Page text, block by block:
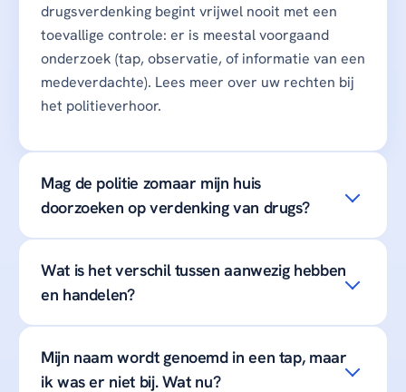
drugsverdenking begint vrijwel nooit met een
toevallige controle: er is meestal voorgaand
onderzoek (tap, observatie, of informatie van een
medeverdachte). Lees meer over uw rechten bij
het politieverhoor.
Mag de politie zomaar mijn huis
doorzoeken op verdenking van drugs?
Wat is het verschil tussen aanwezig hebben
en handelen?
Mijn naam wordt genoemd in een tap, maar
ik was er niet bij. Wat nu?